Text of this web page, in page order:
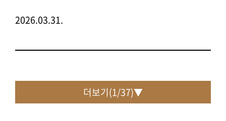
2026.03.31.
더보기(1/37)▼